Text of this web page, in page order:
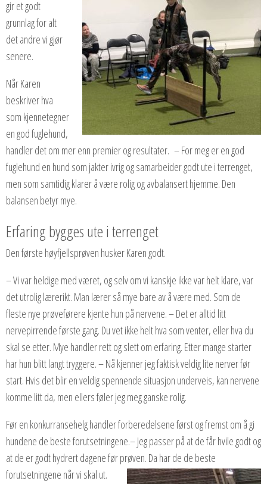
gir et godt
grunnlag for alt
det andre vi gjør
senere.
Når Karen
beskriver hva
som kjennetegner
en god fuglehund,
handler det om mer enn premier og resultater. – For meg er en god
fuglehund en hund som jakter ivrig og samarbeider godt ute i terrenget,
men som samtidig klarer å være rolig og avbalansert hjemme. Den
balansen betyr mye.
Erfaring bygges ute i terrenget
Den første høyfjellsprøven husker Karen godt.
– Vi var heldige med været, og selv om vi kanskje ikke var helt klare, var
det utrolig lærerikt. Man lærer så mye bare av å være med. Som de
fleste nye prøveførere kjente hun på nervene. – Det er alltid litt
nervepirrende første gang. Du vet ikke helt hva som venter, eller hva du
skal se etter. Mye handler rett og slett om erfaring. Etter mange starter
har hun blitt langt tryggere. – Nå kjenner jeg faktisk veldig lite nerver før
start. Hvis det blir en veldig spennende situasjon underveis, kan nervene
komme litt da, men ellers føler jeg meg ganske rolig.
Før en konkurransehelg handler forberedelsene først og fremst om å gi
hundene de beste forutsetningene.– Jeg passer på at de får hvile godt og
at de er godt hydrert dagene før prøven. Da har de de beste
forutsetningene når vi skal ut.